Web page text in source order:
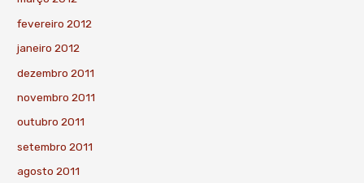
fevereiro 2012
janeiro 2012
dezembro 2011
novembro 2011
outubro 2011
setembro 2011
agosto 2011